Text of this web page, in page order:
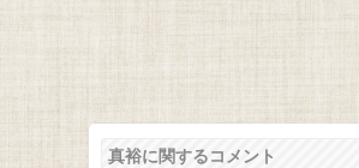
真裕に関するコメント